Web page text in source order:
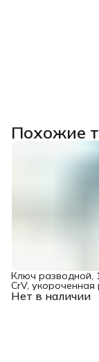
Похожие
Нет в наличии
Ключ разводной,
CrV, укороченная
Gross